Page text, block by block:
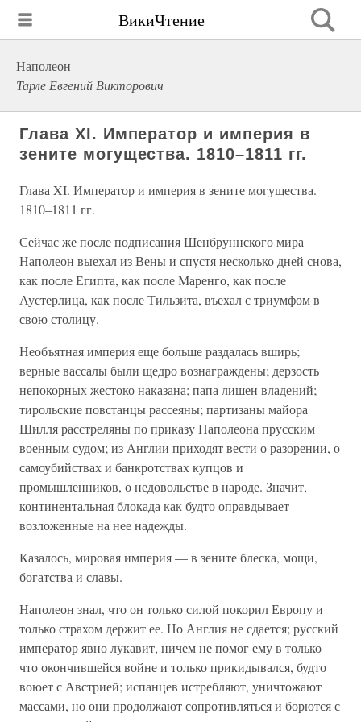
ВикиЧтение
Наполеон
Тарле Евгений Викторович
Глава XI. Император и империя в
зените могущества. 1810–1811 гг.
Глава XI. Император и империя в зените могущества.
1810–1811 гг.
Сейчас же после подписания Шенбруннского мира
Наполеон выехал из Вены и спустя несколько дней снова,
как после Египта, как после Маренго, как после
Аустерлица, как после Тильзита, въехал с триумфом в
свою столицу.
Необъятная империя еще больше раздалась вширь;
верные вассалы были щедро вознаграждены; дерзость
непокорных жестоко наказана; папа лишен владений;
тирольские повстанцы рассеяны; партизаны майора
Шилля расстреляны по приказу Наполеона прусским
военным судом; из Англии приходят вести о разорении, о
самоубийствах и банкротствах купцов и
промышленников, о недовольстве в народе. Значит,
континентальная блокада как будто оправдывает
возложенные на нее надежды.
Казалось, мировая империя — в зените блеска, мощи,
богатства и славы.
Наполеон знал, что он только силой покорил Европу и
только страхом держит ее. Но Англия не сдается; русский
император явно лукавит, ничем не помог ему в только
что окончившейся войне и только прикидывался, будто
воюет с Австрией; испанцев истребляют, уничтожают
массами, но они продолжают сопротивляться и борются с